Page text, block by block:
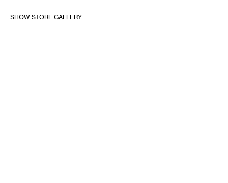
SHOW STORE GALLERY